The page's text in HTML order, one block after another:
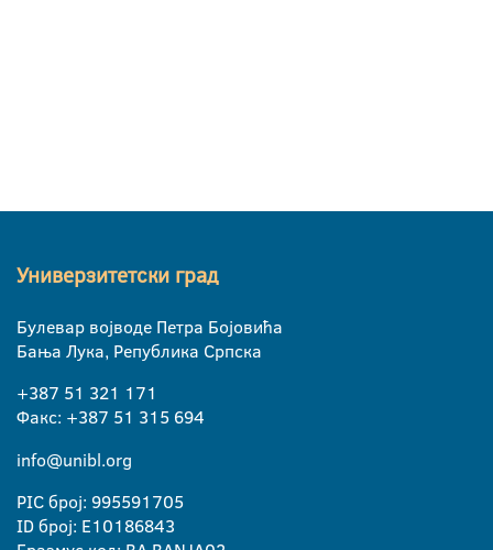
Универзитетски град
Булевар војводе Петра Бојовића
Бања Лука, Република Српска
+387 51 321 171
Факс: +387 51 315 694
info@unibl.org
PIC број: 995591705
ID број: E10186843